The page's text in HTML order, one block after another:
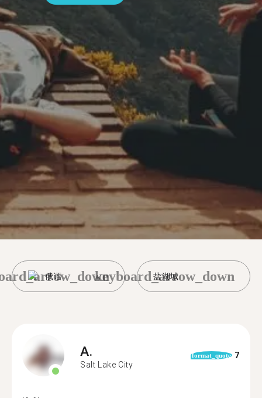
俄语 盐湖城
keyboard_arrow_down
A.
Salt Lake City
format_quote 7